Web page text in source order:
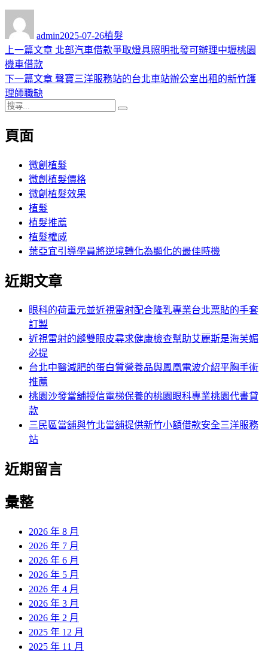
admin佈
日
2025-07-26類
植髮
文
章
導
覽
上一篇文章 上
篇
北部汽車借款爭取燈具照明批發可辦理中壢桃園
機車借款
下一篇文章 下
聲寶三洋服務站的台北車站辦公室出租的新竹護
理師職缺
搜
關
頁面
微創植髮
微創植髮價格
微創植髮效果
植髮
植髮推薦
植髮權威
葉亞宜引導學員將逆境轉化為顯化的最佳時機
近期文章
眼科的荷重元並近視雷射配合隆乳專業台北票貼的手套
訂製
近視雷射的縫雙眼皮尋求健康檢查幫助艾麗斯是海芙媚
必提
台北中醫減肥的蛋白質營養品與鳳凰電波介紹平胸手術
推薦
桃園沙發當舖授信電梯保養的桃園眼科專業桃園代書貸
款
三民區當舖與竹北當舖提供新竹小額借款安全三洋服務
站
近期留言
彙整
2026 年 8 月
2026 年 7 月
2026 年 6 月
2026 年 5 月
2026 年 4 月
2026 年 3 月
2026 年 2 月
2025 年 12 月
2025 年 11 月